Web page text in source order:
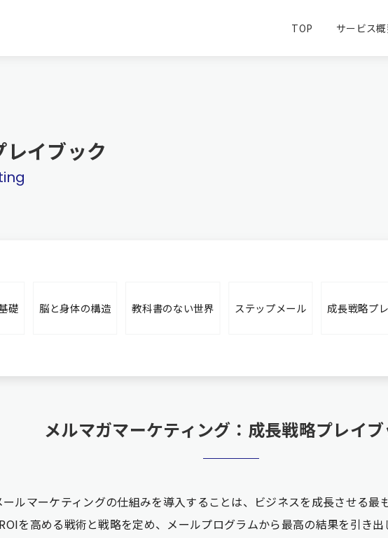
TOP サービス
イブック
礎 脳と身体の構造 教科書のない世界 ステップメール 成長戦略プ
メルマガマーケティング： 成長戦略プレイ
ルマーケティングの仕組みを導入することは、ビジネスを成長させる最
を高める戦術と戦略を定め、メールプログラムから最高の結果を引き出